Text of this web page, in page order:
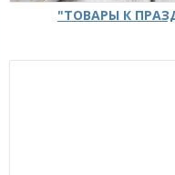
"ТОВАРЫ К